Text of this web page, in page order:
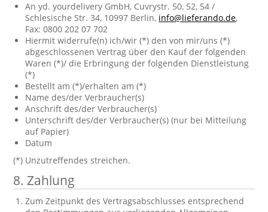
An yd. yourdelivery GmbH, Cuvrystr. 50, 52, 54 /
Schlesische Str. 34, 10997 Berlin, info@lieferando.de,
Fax: 0800 202 07 702
Hiermit widerrufe(n) ich/wir (*) den von mir/uns (*)
abgeschlossenen Vertrag über den Kauf der folgenden
Waren (*)/ die Erbringung der folgenden Dienstleistung
(*)
Bestellt am (*)/erhalten am (*)
Name des/der Verbraucher(s)
Anschrift des/der Verbraucher(s)
Unterschrift des/der Verbraucher(s) (nur bei Mitteilung
auf Papier)
Datum
(*) Unzutreffendes streichen.
8. Zahlung
Zum Zeitpunkt des Vertragsabschlusses entsprechend